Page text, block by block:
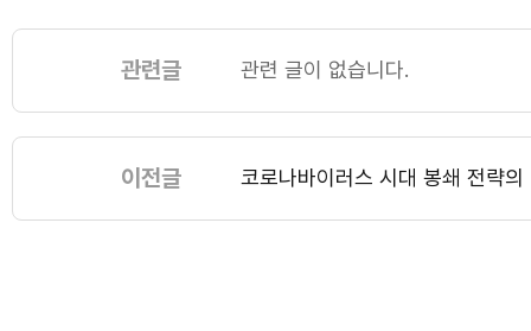
관련글 관련 글이 없습니다.
이전글 코로나바이러스 시대 봉쇄 전략의